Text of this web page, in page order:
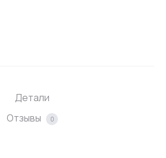
Детали
Отзывы
0